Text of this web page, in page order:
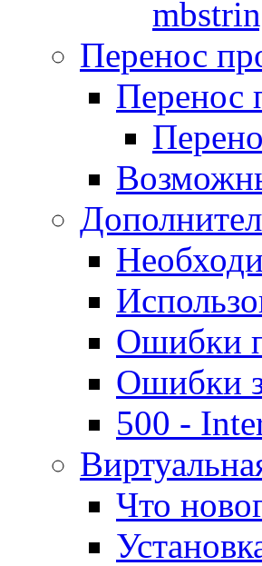
Перенос
Перенос
Ошибки
Ошибки
500 -
Что